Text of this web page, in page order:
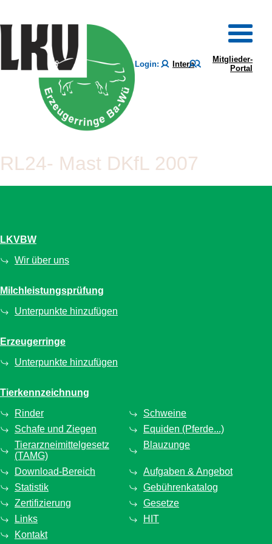
Login: Intern
Mitglieder-
Portal
RL24- Mast DKfL 2007
LKVBW
Wir über uns
Milchleistungsprüfung
Unterpunkte hinzufügen
Erzeugerringe
Unterpunkte hinzufügen
Tierkennzeichnung
Rinder
Schweine
Schafe und Ziegen
Equiden (Pferde...)
Tierarzneimittelgesetz
(TAMG)
Blauzunge
Download-Bereich
Aufgaben & Angebot
Statistik
Gebührenkatalog
Zertifizierung
Gesetze
Links
HIT
Kontakt